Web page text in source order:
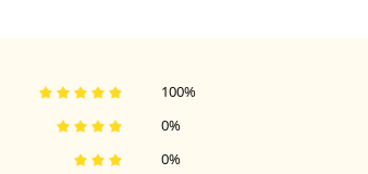
0%
0%
100%